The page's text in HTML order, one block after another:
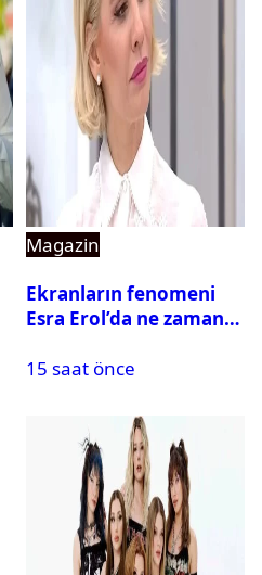
Magazin
Ekranların fenomeni
Esra Erol’da ne zaman
15 saat önce